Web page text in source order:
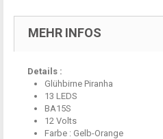
MEHR INFOS
Details :
Glühbirne Piranha
13 LEDS
BA15S
12 Volts
Farbe : Gelb-Orange